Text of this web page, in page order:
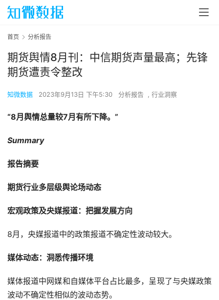
首页 分析报告
期货舆情8月刊：中信期货声量最高；先锋
期货遭责令整改
知微数据 2023年9月13日 下午5:30 分析报告 , 行业洞察
“8月舆情总量较7月有所下降。”
Summary
报告摘要
期货行业多层级舆论场动态
宏观政策及央媒报道：把握发展方向
8月，央媒报道中的政策报道不确定性波动较大。
媒体动态：洞悉传播环境
媒体报道中网媒和自媒体平台占比最多，呈现了与央媒政策
波动不确定性相似的波动态势。